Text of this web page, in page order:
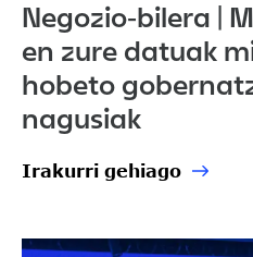
Negozio-bilera |
en zure datuak
hobeto
nagusiak
Irakurri gehiago